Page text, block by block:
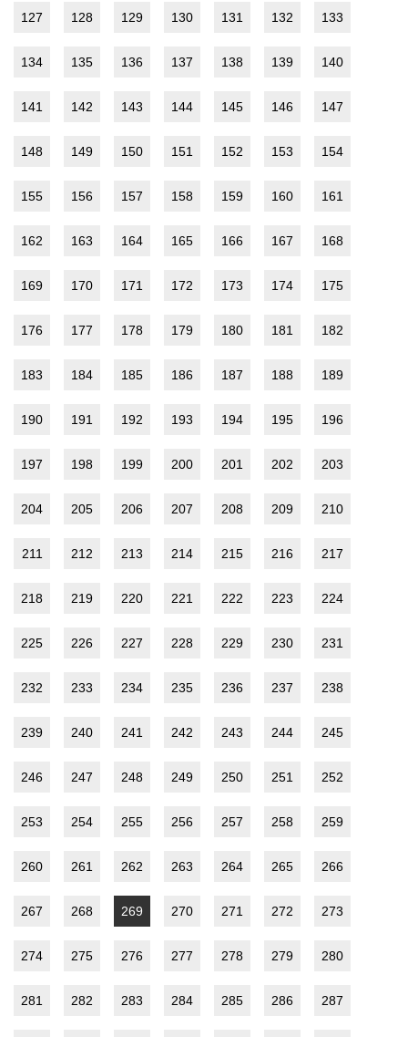
127 128 129 130 131 132 133
134 135 136 137 138 139 140
141 142 143 144 145 146 147
148 149 150 151 152 153 154
155 156 157 158 159 160 161
162 163 164 165 166 167 168
169 170 171 172 173 174 175
176 177 178 179 180 181 182
183 184 185 186 187 188 189
190 191 192 193 194 195 196
197 198 199 200 201 202 203
204 205 206 207 208 209 210
211 212 213 214 215 216 217
218 219 220 221 222 223 224
225 226 227 228 229 230 231
232 233 234 235 236 237 238
239 240 241 242 243 244 245
246 247 248 249 250 251 252
253 254 255 256 257 258 259
260 261 262 263 264 265 266
267 268 269 270 271 272 273
274 275 276 277 278 279 280
281 282 283 284 285 286 287